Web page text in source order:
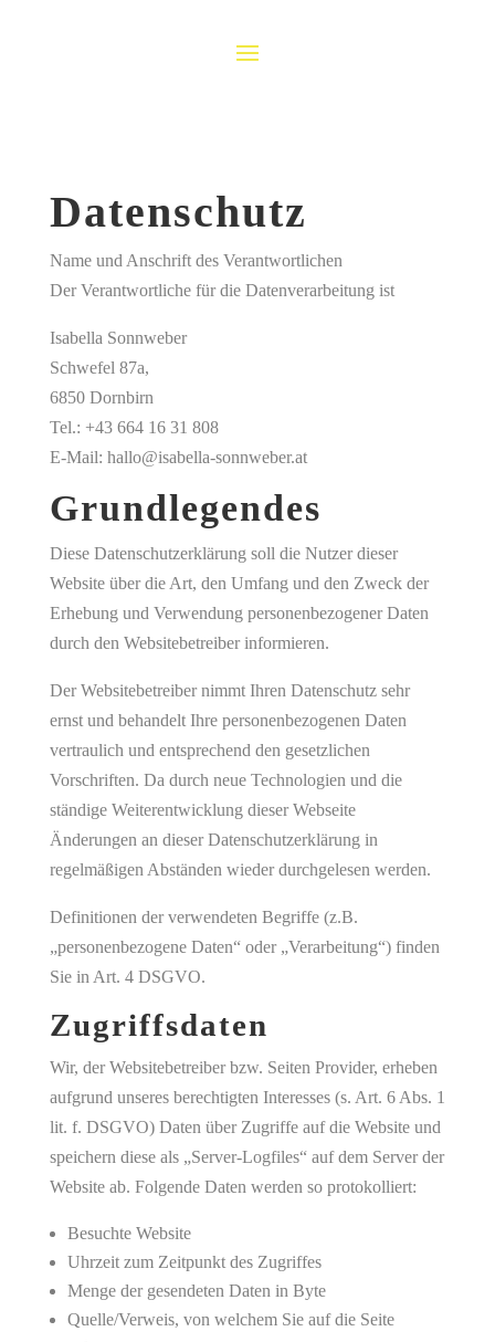
Datenschutz
Name und Anschrift des Verantwortlichen
Der Verantwortliche für die Datenverarbeitung ist
Isabella Sonnweber
Schwefel 87a,
6850 Dornbirn
Tel.: +43 664 16 31 808
E-Mail: hallo@isabella-sonnweber.at
Grundlegendes
Diese Datenschutzerklärung soll die Nutzer dieser
Website über die Art, den Umfang und den Zweck der
Erhebung und Verwendung personenbezogener Daten
durch den Websitebetreiber informieren.
Der Websitebetreiber nimmt Ihren Datenschutz sehr
ernst und behandelt Ihre personenbezogenen Daten
vertraulich und entsprechend den gesetzlichen
Vorschriften. Da durch neue Technologien und die
ständige Weiterentwicklung dieser Webseite
Änderungen an dieser Datenschutzerklärung in
regelmäßigen Abständen wieder durchgelesen werden.
Definitionen der verwendeten Begriffe (z.B.
„personenbezogene Daten“ oder „Verarbeitung“) finden
Sie in Art. 4 DSGVO.
Zugriffsdaten
Wir, der Websitebetreiber bzw. Seiten Provider, erheben
aufgrund unseres berechtigten Interesses (s. Art. 6 Abs. 1
lit. f. DSGVO) Daten über Zugriffe auf die Website und
speichern diese als „Server-Logfiles“ auf dem Server der
Website ab. Folgende Daten werden so protokolliert:
Besuchte Website
Uhrzeit zum Zeitpunkt des Zugriffes
Menge der gesendeten Daten in Byte
Quelle/Verweis, von welchem Sie auf die Seite